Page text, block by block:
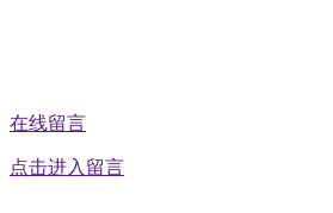
在线留言
点击进入留言